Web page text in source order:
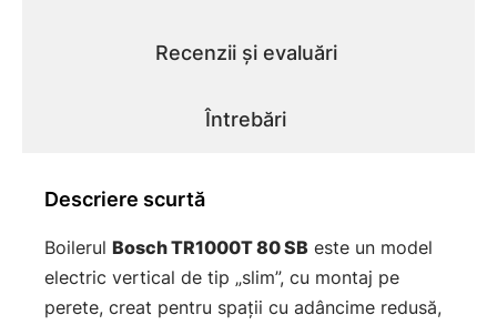
Recenzii și evaluări
Întrebări
Descriere scurtă
Boilerul Bosch TR1000T 80 SB este un model
electric vertical de tip „slim”, cu montaj pe
perete, creat pentru spații cu adâncime redusă,